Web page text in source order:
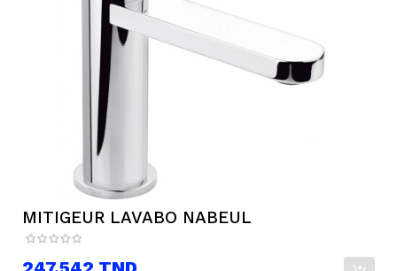
MITIGEUR LAVABO NABEUL
Prix